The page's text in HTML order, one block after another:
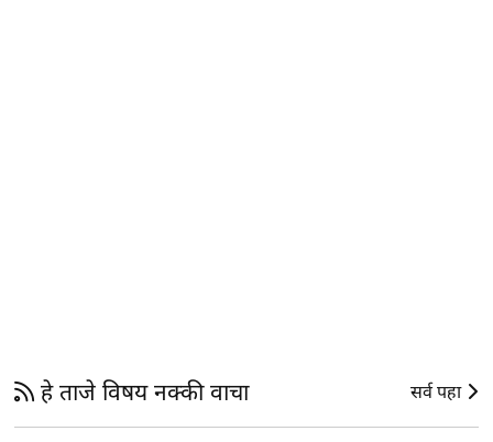
हे ताजे विषय नक्की वाचा सर्व पहा